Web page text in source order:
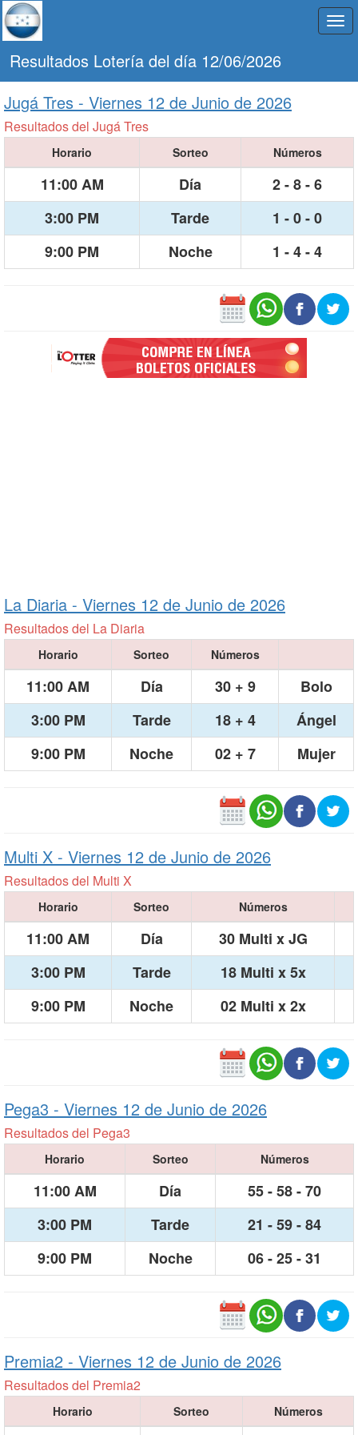
Resultados Lotería del día 12/06/2026
Jugá Tres - Viernes 12 de Junio de 2026
Resultados del Jugá Tres
Horario Sorteo Números
11:00 AM Día
2 - 8 - 6
3:00 PM
Tarde
1 - 0 - 0
9:00 PM
Noche 1 - 4 - 4
La Diaria - Viernes 12 de Junio de 2026
Resultados del La Diaria
Horario Sorteo Números
11:00 AM Día 30 + 9
Bolo
3:00 PM
Tarde 18 + 4
Ángel
9:00 PM
Noche 02 + 7 Mujer
Multi X - Viernes 12 de Junio de 2026
Resultados del Multi X
Horario Sorteo Números
11:00 AM Día
30 Multi x JG
3:00 PM
Tarde
18 Multi x 5x
9:00 PM
Noche 02 Multi x 2x
Pega3 - Viernes 12 de Junio de 2026
Resultados del Pega3
Horario Sorteo Números
11:00 AM Día
55 - 58 - 70
3:00 PM
Tarde
21 - 59 - 84
9:00 PM
Noche 06 - 25 - 31
Premia2 - Viernes 12 de Junio de 2026
Resultados del Premia2
Horario Sorteo Números